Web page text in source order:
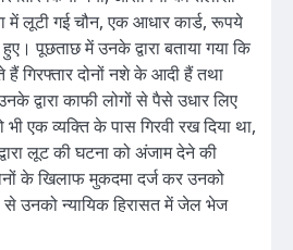
लूटी गई चौन, एक आधार कार्ड, रूपये
पूछताछ में उनके द्वारा बताया गया कि
हैं गिरफ्तार दोनों नशे के आदी हैं तथा
द्वारा काफी लोगों से पैसे उधार लिए
एक व्यक्ति के पास गिरवी रख दिया था,
लूट की घटना को अंजाम देने की
के खिलाफ मुकदमा दर्ज कर उनको
से उनको न्यायिक हिरासत में जेल भेज